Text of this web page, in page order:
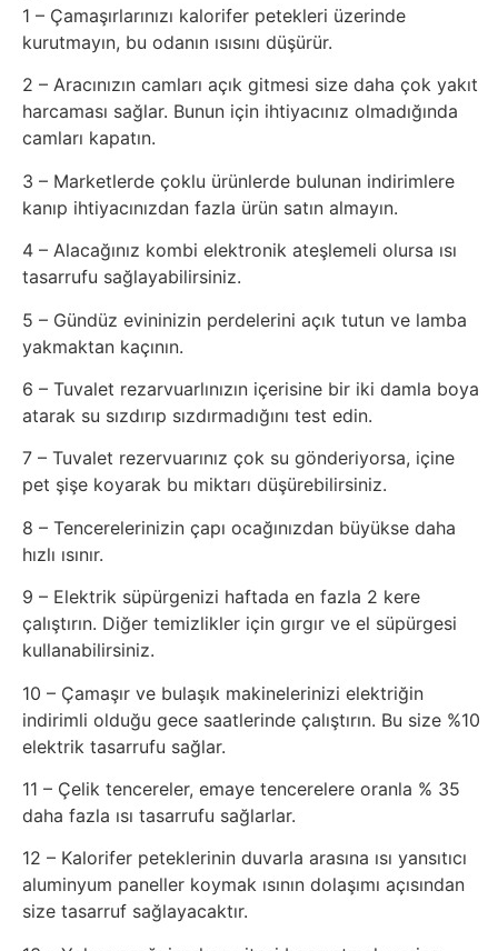
Bilgi
Bilgisayar
Bitcoin
Bitkiler
Çizgi
Film
Sosyal
Medyalar
Dokümanlar
Domain
Download
E-
Devlet
Eğitim
1 – Çamaşırlarınızı kalorifer petekleri üzerinde
kurutmayın, bu odanın ısısını düşürür.
2 – Aracınızın camları açık gitmesi size daha çok yakıt
harcaması sağlar. Bunun için ihtiyacınız olmadığında
camları kapatın.
3 – Marketlerde çoklu ürünlerde bulunan indirimlere
kanıp ihtiyacınızdan fazla ürün satın almayın.
4 – Alacağınız kombi elektronik ateşlemeli olursa ısı
tasarrufu sağlayabilirsiniz.
5 – Gündüz evininizin perdelerini açık tutun ve lamba
yakmaktan kaçının.
6 – Tuvalet rezarvuarlınızın içerisine bir iki damla boya
atarak su sızdırıp sızdırmadığını test edin.
7 – Tuvalet rezervuarınız çok su gönderiyorsa, içine
pet şişe koyarak bu miktarı düşürebilirsiniz.
8 – Tencerelerinizin çapı ocağınızdan büyükse daha
hızlı ısınır.
9 – Elektrik süpürgenizi haftada en fazla 2 kere
çalıştırın. Diğer temizlikler için gırgır ve el süpürgesi
kullanabilirsiniz.
10 – Çamaşır ve bulaşık makinelerinizi elektriğin
indirimli olduğu gece saatlerinde çalıştırın. Bu size %10
elektrik tasarrufu sağlar.
11 – Çelik tencereler, emaye tencerelere oranla % 35
daha fazla ısı tasarrufu sağlarlar.
12 – Kalorifer peteklerinin duvarla arasına ısı yansıtıcı
aluminyum paneller koymak ısının dolaşımı açısından
size tasarruf sağlayacaktır.